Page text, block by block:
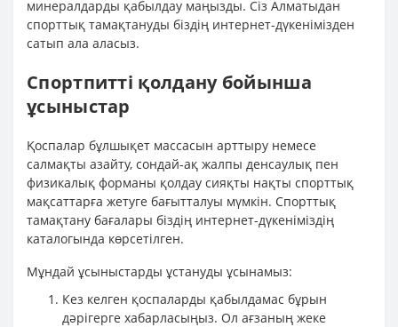
минералдарды қабылдау маңызды. Сіз Алматыдан
спорттық тамақтануды біздің интернет-дүкенімізден
сатып ала аласыз.
Спортпитті қолдану бойынша
ұсыныстар
Қоспалар бұлшықет массасын арттыру немесе
салмақты азайту, сондай-ақ жалпы денсаулық пен
физикалық форманы қолдау сияқты нақты спорттық
мақсаттарға жетуге бағытталуы мүмкін. Спорттық
тамақтану бағалары біздің интернет-дүкеніміздің
каталогында көрсетілген.
Мұндай ұсыныстарды ұстануды ұсынамыз:
Кез келген қоспаларды қабылдамас бұрын
дәрігерге хабарласыңыз. Ол ағзаның жеке